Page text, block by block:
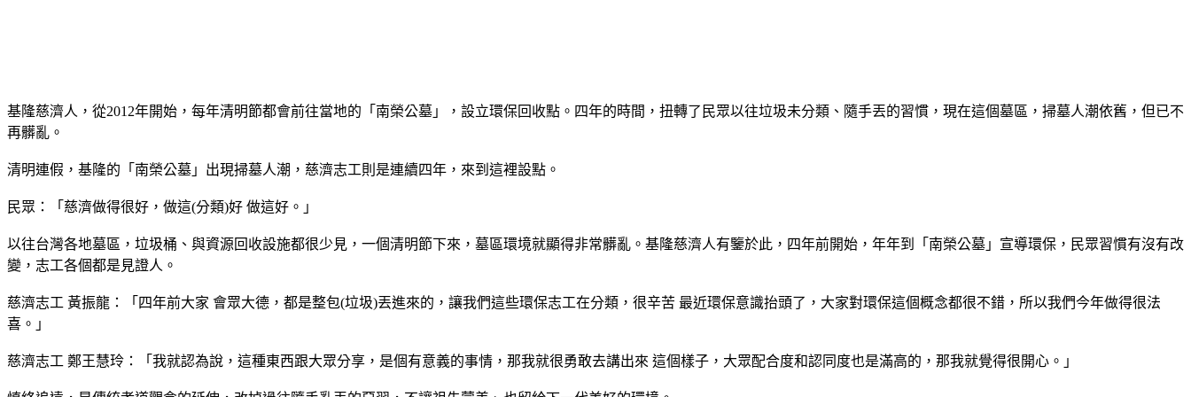
基隆慈濟人，從2012年開始，每年清明節都會前往當地的「南榮公墓」，設立環保回收點。四年的時間，扭轉了民眾以往垃圾未分類、隨手丟的習慣，現在這個墓區，掃墓人潮依舊，但已不
再髒亂。
清明連假，基隆的「南榮公墓」出現掃墓人潮，慈濟志工則是連續四年，來到這裡設點。
民眾：「慈濟做得很好，做這(分類)好 做這好。」
以往台灣各地墓區，垃圾桶、與資源回收設施都很少見，一個清明節下來，墓區環境就顯得非常髒亂。基隆慈濟人有鑒於此，四年前開始，年年到「南榮公墓」宣導環保，民眾習慣有沒有改
變，志工各個都是見證人。
慈濟志工 黃振龍：「四年前大家 會眾大德，都是整包(垃圾)丟進來的，讓我們這些環保志工在分類，很辛苦 最近環保意識抬頭了，大家對環保這個概念都很不錯，所以我們今年做得很法
喜。」
慈濟志工 鄭王慧玲：「我就認為說，這種東西跟大眾分享，是個有意義的事情，那我就很勇敢去講出來 這個樣子，大眾配合度和認同度也是滿高的，那我就覺得很開心。」